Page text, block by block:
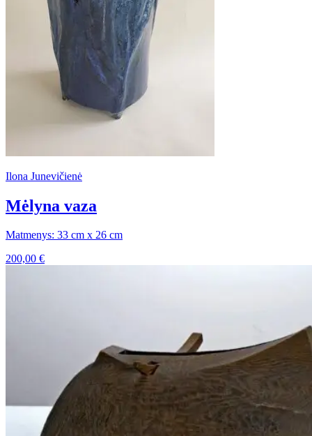
Ilona Junevičienė
Mėlyna vaza
Matmenys: 33 cm x 26 cm
200,00 €